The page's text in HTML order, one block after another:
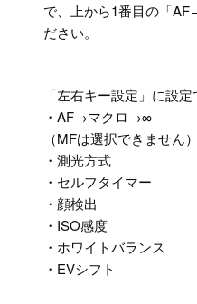
で、上から1番目の「
ださい。
「左右キー設定」に設
・AF→マクロ→∞
（MFは選択できません）
・測光方式
・セルフタイマー
・顔検出
・ISO感度
・ホワイトバランス
・EVシフト